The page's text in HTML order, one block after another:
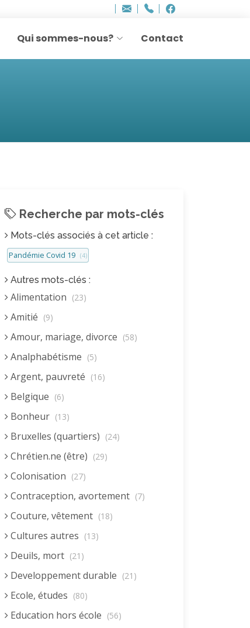
Adresse
mail
info..hâthe..
Tel.
Tel.
Qui sommes-nous? Contact
Recherche par mots-clés
Mots-clés associés à cet article :
Pandémie Covid 19 (4)
Autres mots-clés :
Alimentation (23)
Amitié (9)
Amour, mariage, divorce (58)
Analphabétisme (5)
Argent, pauvreté (16)
Belgique (6)
Bonheur (13)
Bruxelles (quartiers) (24)
Chrétien.ne (être) (29)
Colonisation (27)
Contraception, avortement (7)
Couture, vêtement (18)
Cultures autres (13)
Deuils, mort (21)
Developpement durable (21)
Ecole, études (80)
Education hors école (56)